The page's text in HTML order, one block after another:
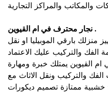
نجار محترف في ام القيوين .
منزلك بارقي الموبيليا او نقل
الفك والتركيب عليك الاعتماد
القيوين يمتلك خبرة ومهارة
الفك والتركيب ونقل الاثاث مع
خشبية ممتازة تصميم ديكورات